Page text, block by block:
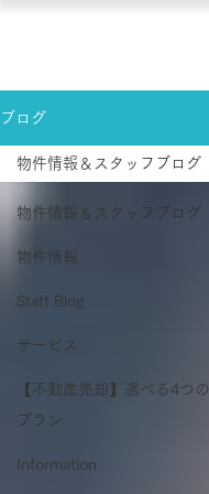
ブログ
物件情報＆スタッフブログ
物件情報
Staff Blog
サービス
【不動産売却】選べる4つの
プラン
Information
物件情報＆スタッフブログ